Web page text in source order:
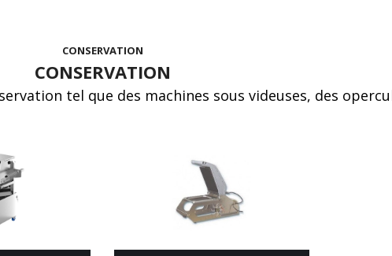
CONSERVATION
CONSERVATION
tel que des machines sous videuses, des